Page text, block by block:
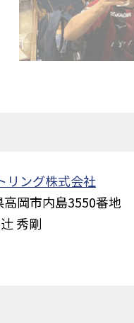
リング株式会社
岡市内島3550番地
秀剛